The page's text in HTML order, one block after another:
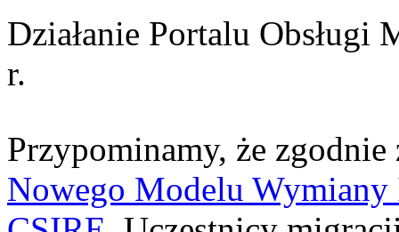
Działanie Portalu
r.
Przypominamy, że
Nowego Modelu